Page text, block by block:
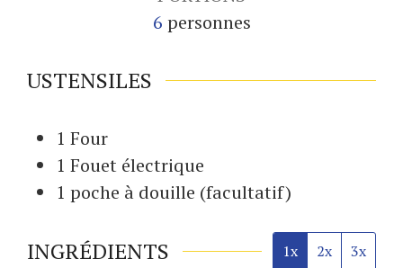
6 personnes
USTENSILES
1 Four
1 Fouet électrique
1 poche à douille (facultatif)
INGRÉDIENTS 1x 2x 3x